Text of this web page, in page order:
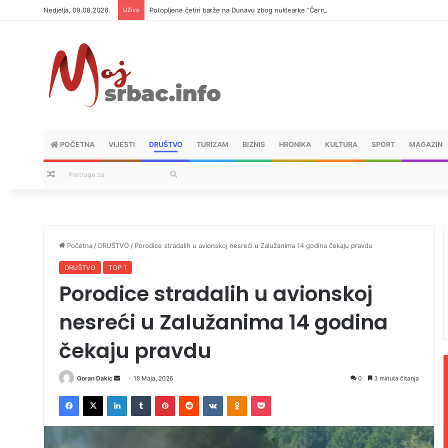
Nedjelja, 09.08.2026. Uživo Potopljene četiri barže na Dunavu zbog nuklearke “Černavoda”
POČETNA VIJESTI DRUŠTVO TURIZAM BIZNIS HRONIKA KULTURA SPORT MAGAZIN
Nasumični tekstovi
Početna / DRUŠTVO / Porodice stradalih u avionskoj nesreći u Zalužanima 14 godina čekaju pravdu
DRUŠTVO TOP 1
Porodice stradalih u avionskoj
nesreći u Zalužanima 14 godina
čekaju pravdu
Goran Dakic
a
18 Maja, 2026 0 3 minuta čitanja